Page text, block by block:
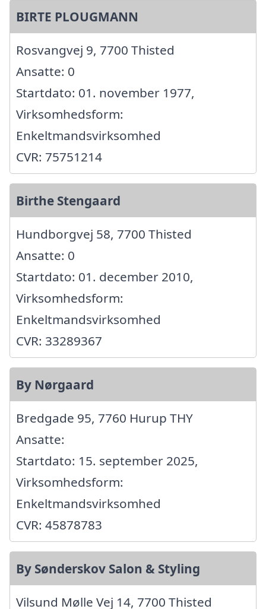
BIRTE PLOUGMANN
Rosvangvej 9, 7700 Thisted
Ansatte: 0
Startdato: 01. november 1977,
Virksomhedsform:
Enkeltmandsvirksomhed
CVR: 75751214
Birthe Stengaard
Hundborgvej 58, 7700 Thisted
Ansatte: 0
Startdato: 01. december 2010,
Virksomhedsform:
Enkeltmandsvirksomhed
CVR: 33289367
By Nørgaard
Bredgade 95, 7760 Hurup THY
Ansatte:
Startdato: 15. september 2025,
Virksomhedsform:
Enkeltmandsvirksomhed
CVR: 45878783
By Sønderskov Salon & Styling
Vilsund Mølle Vej 14, 7700 Thisted